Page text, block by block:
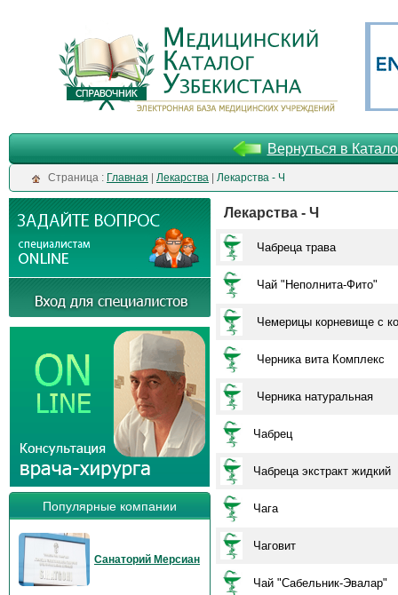
Вернуться в
Cтраница : Главная Лекарства Лекарства - Ч
Популярные компании
Санаторий Мерсиан
Лекарства - Ч
Чабреца трава
Чай "Неполнита-Фито"
Чемерицы корневище с
Черника вита Комплекс
Черника натуральная
Чабрец
Чабреца экстракт жидкий
Чага
Чаговит
Чай "Сабельник-Эвалар"